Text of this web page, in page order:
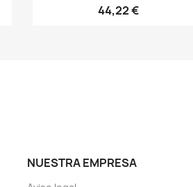
44,22 €
NUESTRA EMPRESA